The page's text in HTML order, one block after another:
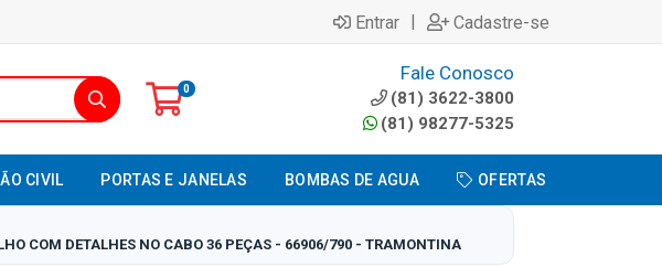
Entrar | Cadastre-se
0
Fale Conosco
(81) 3622-3800
(81) 98277-5325
CIVIL PORTAS E JANELAS BOMBAS DE AGUA OFERTAS
COM DETALHES NO CABO 36 PEÇAS - 66906/790 - TRAMONTINA